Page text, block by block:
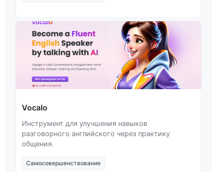
Vocalo
Инструмент для улучшения навыков
разговорного английского через практику
общения.
Самосовершенствование